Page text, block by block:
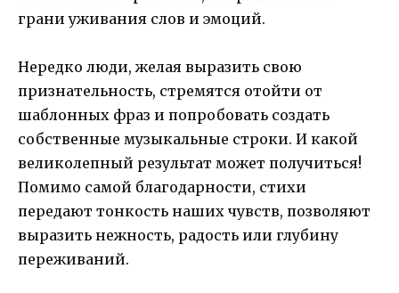
грани уживания слов и эмоций.
Нередко люди, желая выразить свою
признательность, стремятся отойти от
шаблонных фраз и попробовать создать
собственные музыкальные строки. И какой
великолепный результат может получиться!
Помимо самой благодарности, стихи
передают тонкость наших чувств, позволяют
выразить нежность, радость или глубину
переживаний.